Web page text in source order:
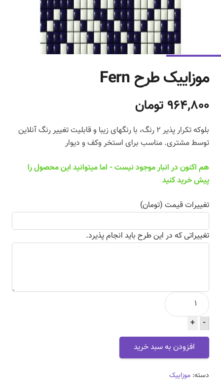
موزاییک طرح Fern
964,800 تومان
بلوکه تکرار پذیر 2 رنگ، با رنگهای زیبا و قابلیت تغییر رنگ آنلاین
توسط مشتری. مناسب برای استخر وکف و دیوار
هم اکنون در انبار موجود نیست - اما میتوانید این محصول را
پیش خرید کنید
تغییرات قیمت (تومان)
تغییراتی که در این طرح باید انجام پذیرد.
موزاییک
طرح
Fern
عدد
-
+
افزودن به سبد خرید
دسته: موزاییک